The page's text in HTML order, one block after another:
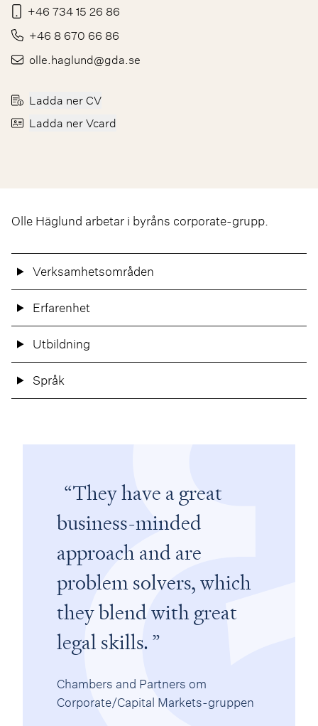
+46 734 15 26 86
+46 8 670 66 86
olle.haglund@gda.se
Ladda ner CV
Ladda ner Vcard
Olle Häglund arbetar i byråns corporate-grupp.
Verksamhetsområden
Erfarenhet
Utbildning
Språk
They have a great
business-minded
approach and are
problem solvers, which
they blend with great
legal skills.
Chambers and Partners om
Corporate/Capital Markets-gruppen